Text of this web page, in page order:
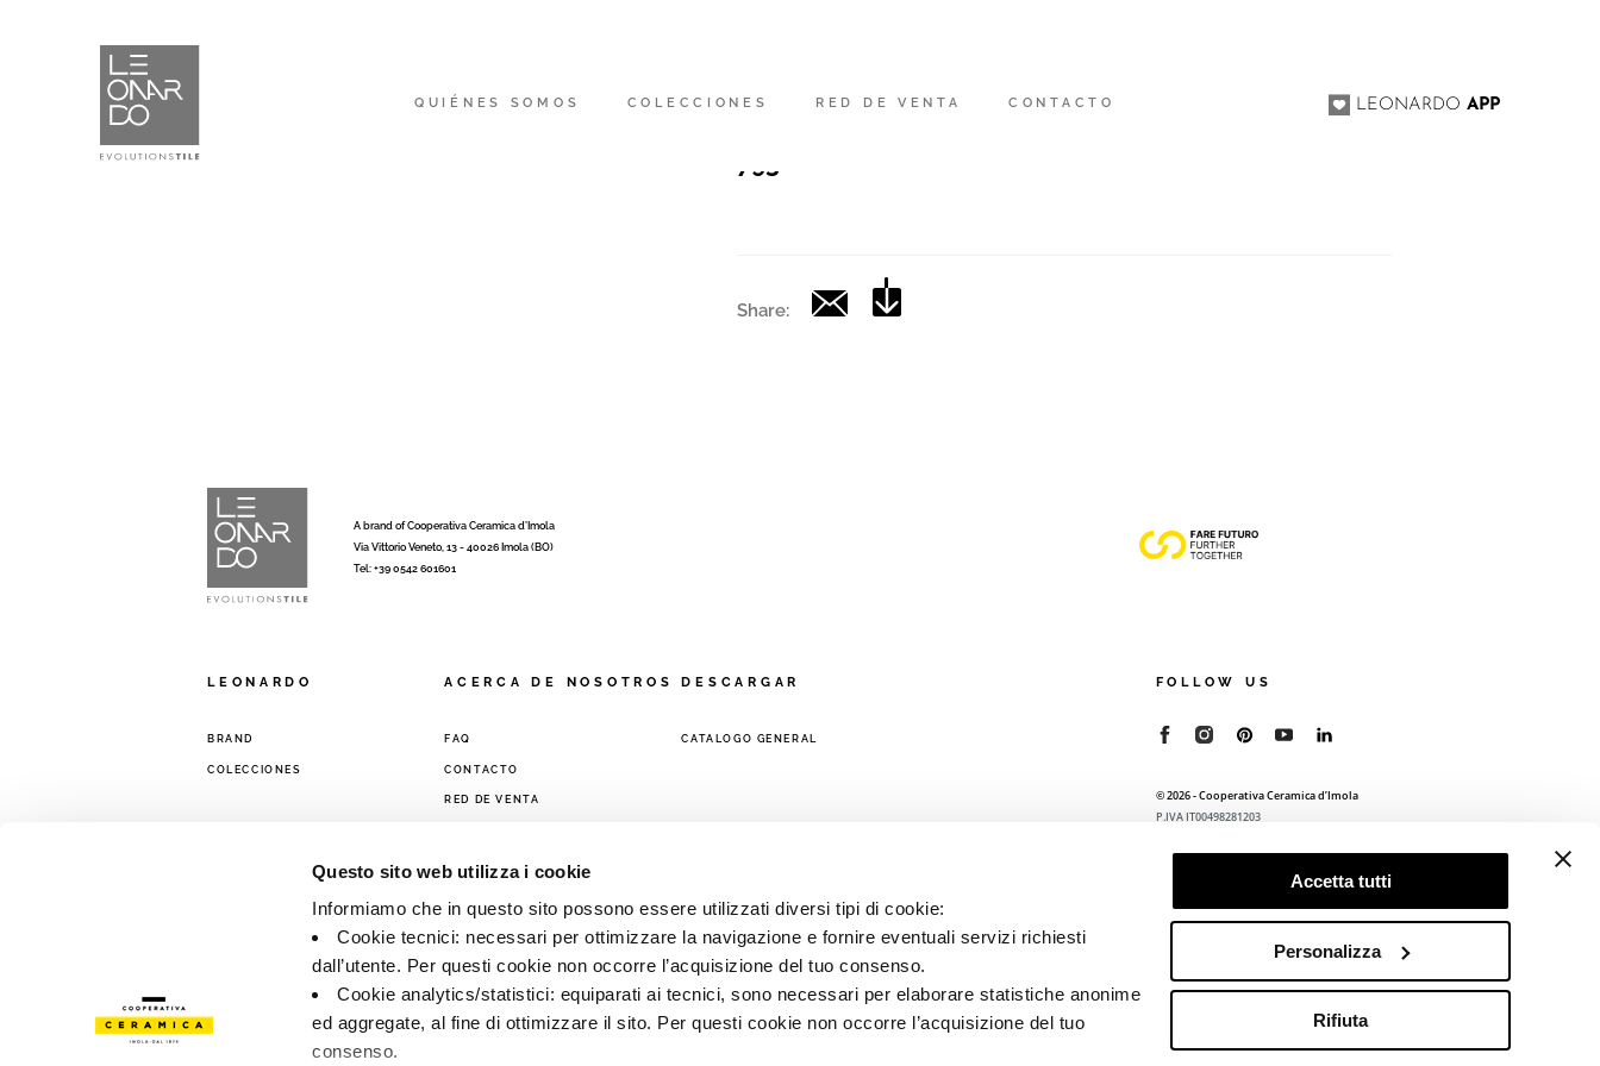
Questo sito web utilizza i cookie
Informiamo che in questo sito possono essere utilizzati diversi tipi di cookie:
Cookie tecnici: necessari per ottimizzare la navigazione e fornire eventuali servizi richiesti
dall’utente. Per questi cookie non occorre l’acquisizione del tuo consenso.
Cookie analytics/statistici: equiparati ai tecnici, sono necessari per elaborare statistiche anonime
ed aggregate, al fine di ottimizzare il sito. Per questi cookie non occorre l’acquisizione del tuo
consenso.
Accetta tutti
Personalizza
Rifiuta
QUIÉNES SOMOS COLECCIONES RED DE VENTA CONTACTO LEONARDOAPP
793
Share:
A brand of Cooperativa Ceramica d’Imola
Via Vittorio Veneto, 13 - 40026 Imola (BO)
Tel: +39 0542 601601
LEONARDO
BRAND
COLECCIONES
ACERCA DE NOSOTROS
FAQ
CONTACTO
RED DE VENTA
DESCARGAR
CATALOGO GENERAL
FOLLOW US
© 2026 - Cooperativa Ceramica d’Imola
P.IVA IT00498281203
R.E.A. BO 5545
Cookie policy—Preferenze